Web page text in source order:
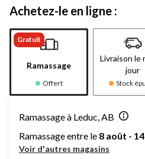
Achetez-le en ligne :
Gratuit
Ramassage
Offert
Livraison le
jour
Stock
Ramassage à Leduc, AB
Ramassage entre le 8 août -
Voir d'autres magasins